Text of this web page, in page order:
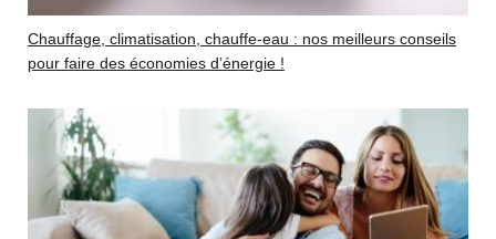
Chauffage, climatisation, chauffe-eau : nos meilleurs conseils
pour faire des économies d’énergie !